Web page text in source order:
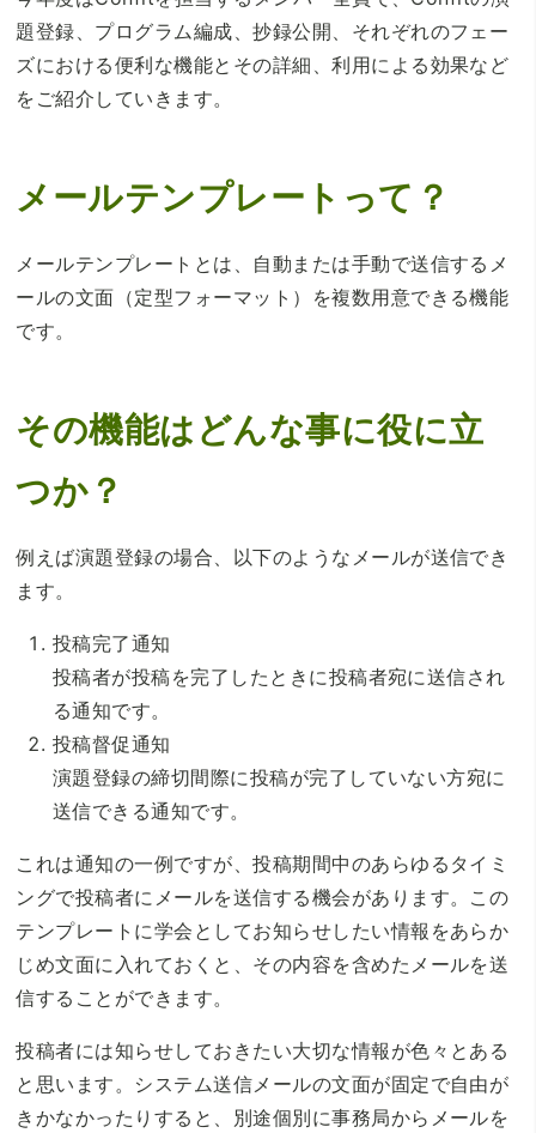
題登録、プログラム編成、抄録公開、それぞれのフェー
ズにおける便利な機能とその詳細、利用による効果など
をご紹介していきます。
メールテンプレートって？
メールテンプレートとは、自動または手動で送信するメ
ールの文面（定型フォーマット）を複数用意できる機能
です。
その機能はどんな事に役に立
つか？
例えば演題登録の場合、以下のようなメールが送信でき
ます。
投稿完了通知
投稿者が投稿を完了したときに投稿者宛に送信され
る通知です。
投稿督促通知
演題登録の締切間際に投稿が完了していない方宛に
送信できる通知です。
これは通知の一例ですが、投稿期間中のあらゆるタイミ
ングで投稿者にメールを送信する機会があります。この
テンプレートに学会としてお知らせしたい情報をあらか
じめ文面に入れておくと、その内容を含めたメールを送
信することができます。
投稿者には知らせしておきたい大切な情報が色々とある
と思います。システム送信メールの文面が固定で自由が
きかなかったりすると、別途個別に事務局からメールを